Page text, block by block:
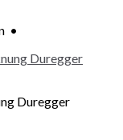
•
Duregger